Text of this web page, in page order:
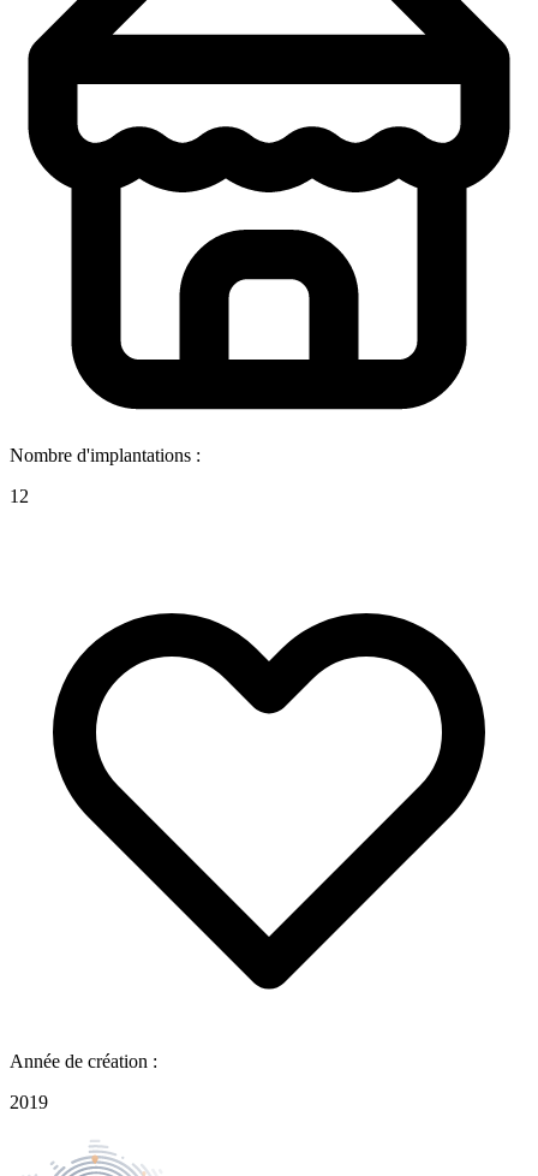
Nombre d'implantations :
12
Année de création :
2019